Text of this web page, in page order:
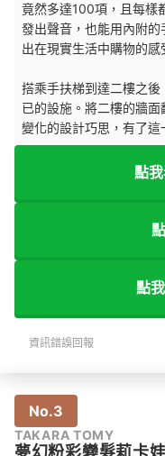
竟然多達100項，且每樣
發出聲音，也能用內附
出在現實生活中購物的感
搭乘手扶梯到達二樓之
已的設施。將二樓的牆
變化的設計巧思，有了這
點
點
資訊錯誤回報
No.3
TAKARA TOMY
夢幻粉彩變髮莉卡